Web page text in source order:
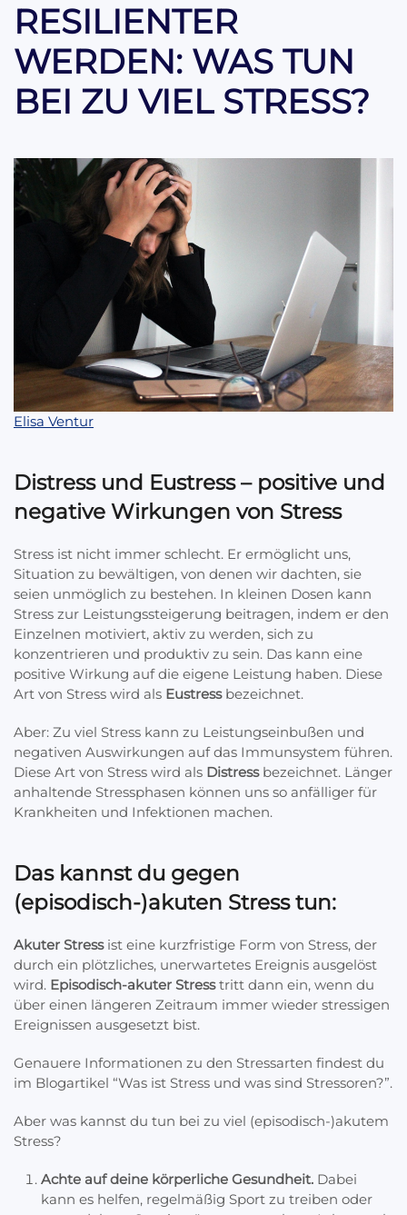
RESILIENTER
WERDEN: WAS TUN
BEI ZU VIEL STRESS?
Elisa Ventur
Distress und Eustress – positive und
negative Wirkungen von Stress
Stress ist nicht immer schlecht. Er ermöglicht uns,
Situation zu bewältigen, von denen wir dachten, sie
seien unmöglich zu bestehen. In kleinen Dosen kann
Stress zur Leistungssteigerung beitragen, indem er den
Einzelnen motiviert, aktiv zu werden, sich zu
konzentrieren und produktiv zu sein. Das kann eine
positive Wirkung auf die eigene Leistung haben. Diese
Art von Stress wird als Eustressbezeichnet.
Aber: Zu viel Stress kann zu Leistungseinbußen und
negativen Auswirkungen auf das Immunsystem führen.
Diese Art von Stress wird als Distressbezeichnet. Länger
anhaltende Stressphasen können uns so anfälliger für
Krankheiten und Infektionen machen.
Das kannst du gegen
(episodisch-)akuten Stress tun:
Akuter Stressist eine kurzfristige Form von Stress, der
durch ein plötzliches, unerwartetes Ereignis ausgelöst
wird. Episodisch-akuter Stresstritt dann ein, wenn du
über einen längeren Zeitraum immer wieder stressigen
Ereignissen ausgesetzt bist.
Genauere Informationen zu den Stressarten findest du
im Blogartikel “Was ist Stress und was sind Stressoren?”.
Aber was kannst du tun bei zu viel (episodisch-)akutem
Stress?
Achte auf deine körperliche Gesundheit. Dabei
kann es helfen, regelmäßig Sport zu treiben oder